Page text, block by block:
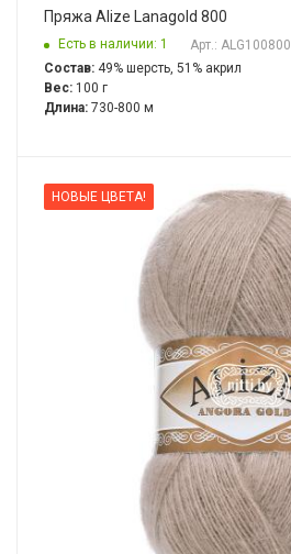
Пряжа Alize Lanagold 800
Есть в наличии: 1
Арт.: ALG100800
Состав: 49% шерсть, 51% акрил
Вес: 100 г
Длина: 730-800 м
НОВЫЕ ЦВЕТА!